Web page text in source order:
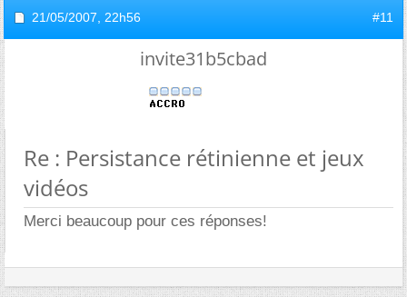
21/05/2007, 22h56 #11
invite31b5cbad
Re : Persistance rétinienne et jeux
vidéos
Merci beaucoup pour ces réponses!